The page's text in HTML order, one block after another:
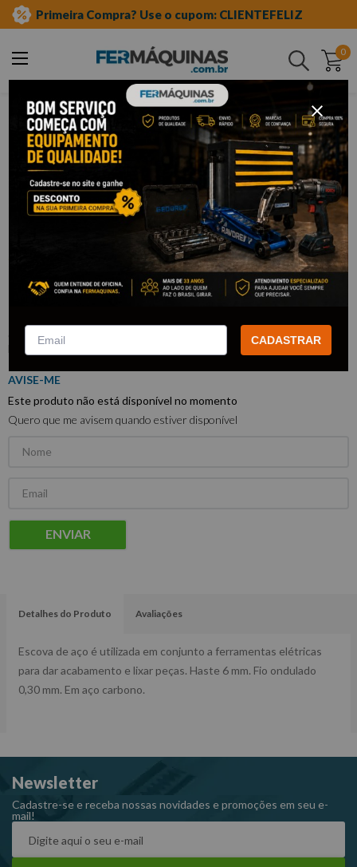
Primeira Compra? Use o cupom: CLIENTEFELIZ
0
Buscar
ferramentas em geral
escovas de aço
circular
Escova circular 50 mm com haste -
BRASFORT
F7251
BRASFORT
Este produto não está disponível no momento
Quero que me avisem quando estiver disponível
ENVIAR
Detalhes do Produto Avaliações
Escova de aço é utilizada em conjunto a ferramentas elétricas
para dar acabamento e lixar peças. Haste 6 mm. Fio ondulado
0,30 mm. Em aço carbono.
Newsletter
Cadastre-se e receba nossas novidades e promoções em seu e-
mail!
CADASTRAR